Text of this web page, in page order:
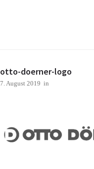
otto-doerner-logo
7. August 2019 in